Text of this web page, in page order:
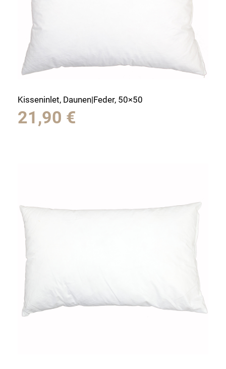
Kisseninlet, Daunen|Feder, 50×50
21,90 €